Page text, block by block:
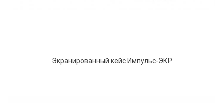
Экранированный кейс Импульс-ЭКР